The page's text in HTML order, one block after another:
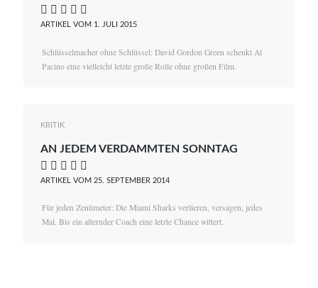
    
ARTIKEL VOM 1. JULI 2015
Schlüsselmacher ohne Schlüssel: David Gordon Green schenkt Al
Pacino eine vielleicht letzte große Rolle ohne großen Film.
KRITIK
AN JEDEM VERDAMMTEN SONNTAG
    
ARTIKEL VOM 25. SEPTEMBER 2014
Für jeden Zentimeter: Die Miami Sharks verlieren, versagen, jedes
Mal. Bis ein alternder Coach eine letzte Chance wittert.